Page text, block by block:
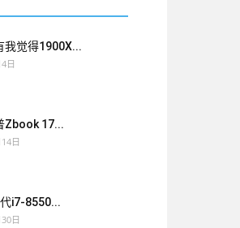
我觉得1900X...
日
Zbook 17...
日
i7-8550...
日